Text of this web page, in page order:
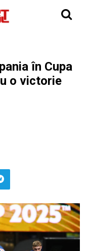
în Cupa
o victorie